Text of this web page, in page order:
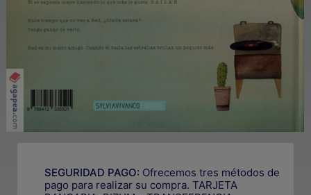
SEGURIDAD PAGO: Ofrecemos tres métodos de
pago para realizar su compra. TARJETA